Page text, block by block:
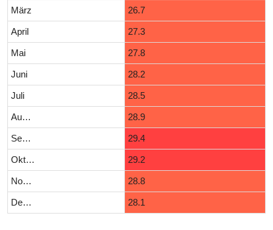
März 26.7
April 27.3
Mai 27.8
Juni 28.2
Juli 28.5
August 28.9
September 29.4
Oktober 29.2
November 28.8
Dezember 28.1